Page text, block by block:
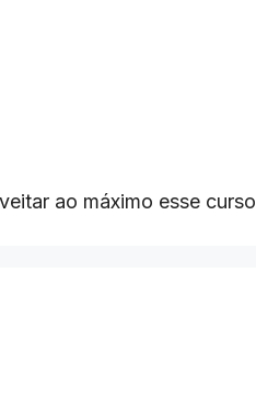
ao máximo esse curso